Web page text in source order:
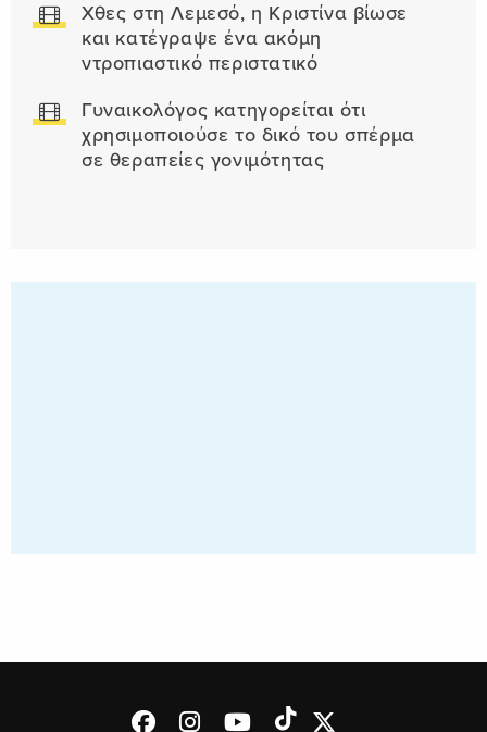
Χθες στη Λεμεσό, η Κριστίνα βίωσε
και κατέγραψε ένα ακόμη
ντροπιαστικό περιστατικό
Γυναικολόγος κατηγορείται ότι
χρησιμοποιούσε το δικό του σπέρμα
σε θεραπείες γονιμότητας